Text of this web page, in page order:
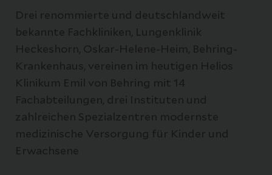
Drei renommierte und deutschlandweit
bekannte Fachkliniken, Lungenklinik
Heckeshorn, Oskar-Helene-Heim, Behring-
Krankenhaus, vereinen im heutigen Helios
Klinikum Emil von Behring mit 14
Fachabteilungen, drei Instituten und
zahlreichen Spezialzentren modernste
medizinische Versorgung für Kinder und
Erwachsene